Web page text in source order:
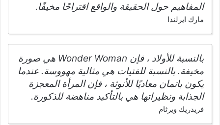
المفاهيم حول الحقيقة والواقع اقتراحًا مخيفًا.
مارك ايرلندا
بالنسبة للأولاد ، فإن Wonder Woman هي صورة
مخيفة. بالنسبة للفتيات هي مثالية مهووسة. عندما
يكون باتمان معاديًا للأنوثة ، فإن المرأة المعجزة
الجذابة ونظيراتها هي بالتأكيد مناهضة للذكورة.
فريدريك ويرثام